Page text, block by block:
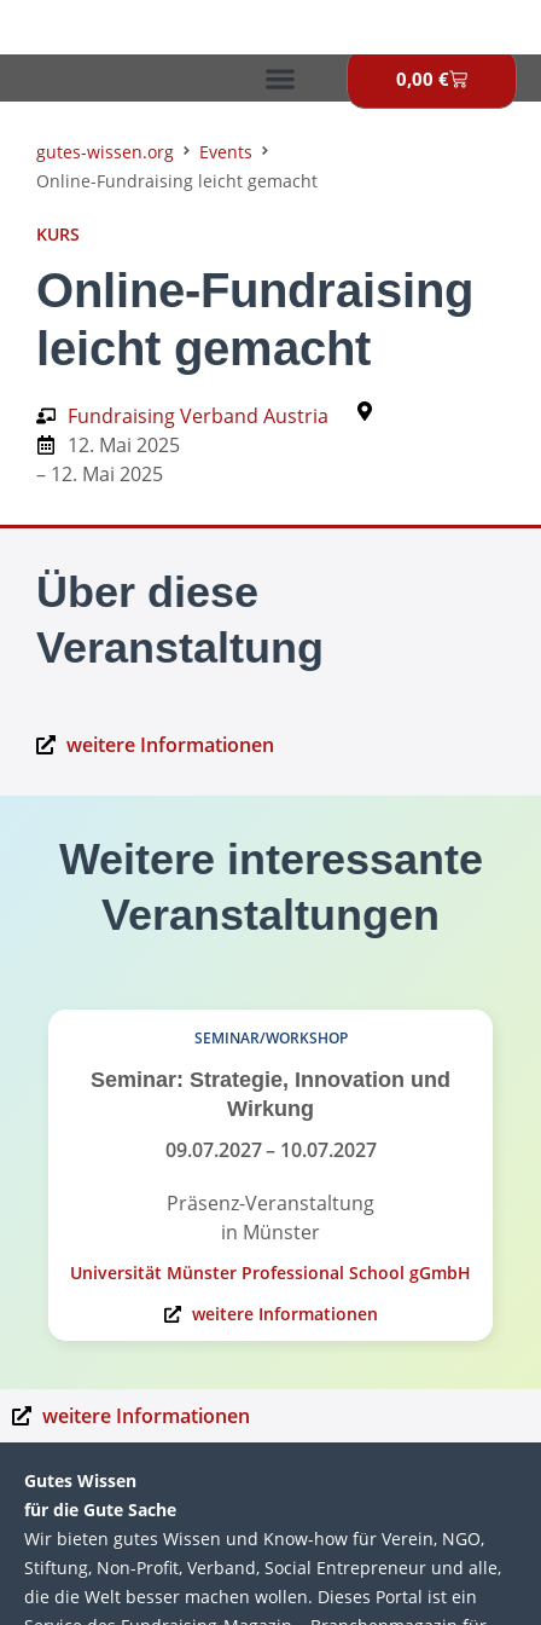
0,00 €
gutes-wissen.org
Events
Online-Fundraising leicht gemacht
KURS
Online-Fundraising
leicht gemacht
Fundraising Verband Austria
12. Mai 2025
– 12. Mai 2025
Über diese
Veranstaltung
weitere Informationen
Weitere interessante
Veranstaltungen
SEMINAR/WORKSHOP
Seminar: Strategie, Innovation und
Wirkung
09.07.2027– 10.07.2027
Präsenz-Veranstaltung
in Münster
Universität Münster Professional School gGmbH
weitere Informationen
weitere Informationen
Gutes Wissen
für die Gute Sache
Wir bie­ten gutes Wis­sen und Know-how für Ver­ein, NGO,
Stif­tung, Non-Profit, Ver­band, Social Entre­pre­neur und alle,
die die Welt bes­ser machen wol­len. Die­ses Por­tal ist ein